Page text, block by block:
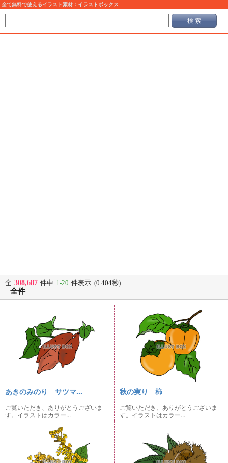
全て無料で使えるイラスト素材：イラストボックス
検 索
全 308,687 件中 1-20 件表示 (0.404秒)
全件
あきのみのり サツマ...
ご覧いただき、ありがとうございま
す。イラストはカラー...
秋の実り 柿
ご覧いただき、ありがとうございま
す。イラストはカラー...